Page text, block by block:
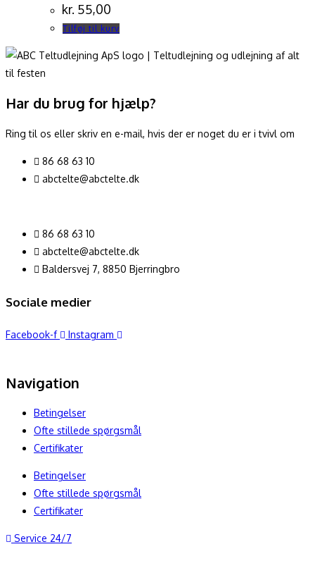
kr. 55,00
Tilføj til kurv
Har du brug for hjælp?
Ring til os eller skriv en e-mail, hvis der er noget du er i tvivl om
86 68 63 10
abctelte@abctelte.dk
86 68 63 10
abctelte@abctelte.dk
Baldersvej 7, 8850 Bjerringbro
Sociale medier
Facebook-f Instagram
Navigation
Betingelser
Ofte stillede spørgsmål
Certifikater
Betingelser
Ofte stillede spørgsmål
Certifikater
Service 24/7